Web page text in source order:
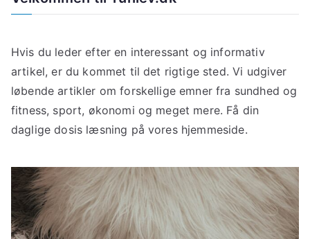
Hvis du leder efter en interessant og informativ
artikel, er du kommet til det rigtige sted. Vi udgiver
løbende artikler om forskellige emner fra sundhed og
fitness, sport, økonomi og meget mere. Få din
daglige dosis læsning på vores hjemmeside.